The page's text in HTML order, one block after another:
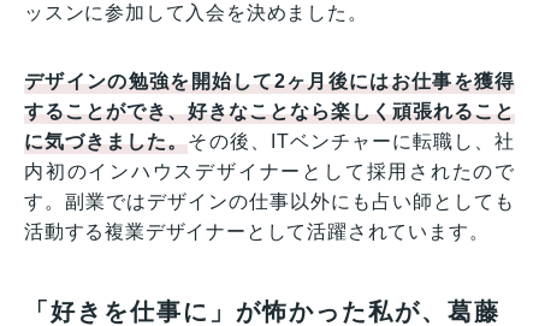
ッスンに参加して入会を決めました。
デザインの勉強を開始して2ヶ月後にはお仕事を獲得
することができ、好きなことなら楽しく頑張れること
に気づきました。その後、ITベンチャーに転職し、社
内初のインハウスデザイナーとして採用されたので
す。副業ではデザインの仕事以外にも占い師としても
活動する複業デザイナーとして活躍されています。
「好きを仕事に」が怖かった私が、葛藤